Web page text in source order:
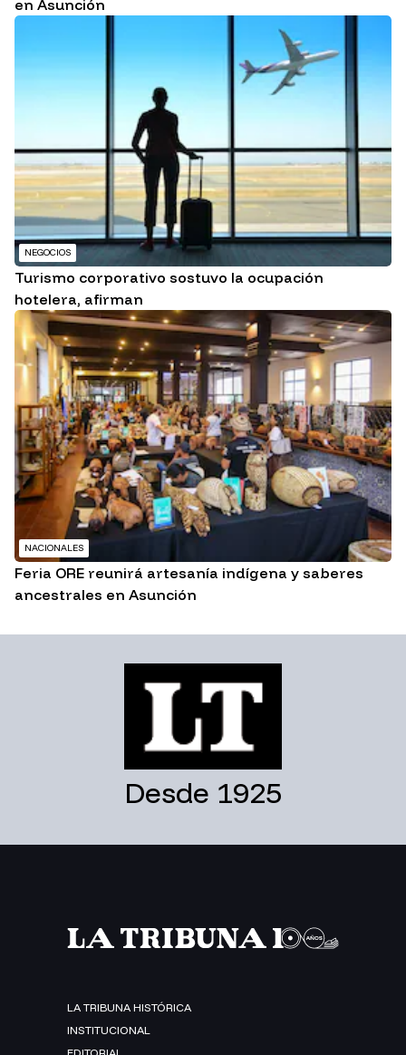
en Asunción
NEGOCIOS
Turismo corporativo sostuvo la ocupación
hotelera, afirman
NACIONALES
Feria ORE reunirá artesanía indígena y saberes
ancestrales en Asunción
Desde 1925
LA TRIBUNA HISTÓRICA
INSTITUCIONAL